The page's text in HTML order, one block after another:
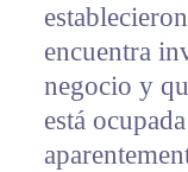
encuentra
negocio y
está